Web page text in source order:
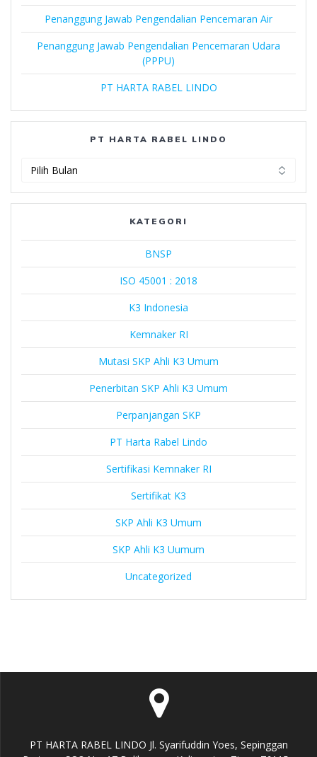
Penanggung Jawab Pengendalian Pencemaran Air
Penanggung Jawab Pengendalian Pencemaran Udara
(PPPU)
PT HARTA RABEL LINDO
PT HARTA RABEL LINDO
Rabel
KATEGORI
BNSP
ISO 45001 : 2018
K3 Indonesia
Kemnaker RI
Mutasi SKP Ahli K3 Umum
Penerbitan SKP Ahli K3 Umum
Perpanjangan SKP
PT Harta Rabel Lindo
Sertifikasi Kemnaker RI
Sertifikat K3
SKP Ahli K3 Umum
SKP Ahli K3 Uumum
Uncategorized
PT HARTA RABEL LINDO Jl. Syarifuddin Yoes, Sepinggan